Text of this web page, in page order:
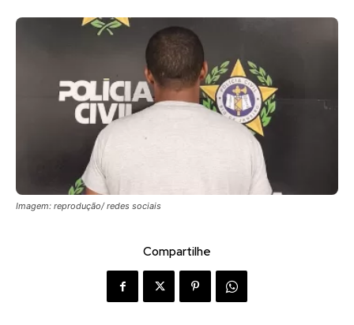
Imagem: reprodução/ redes sociais
Compartilhe